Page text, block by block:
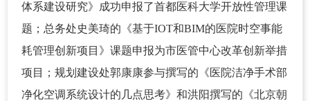
体系建设研究》成功申报了首都医科大学开放性管理课
题；总务处史美琦的《基于IOT和BIM的医院时空事能
耗管理创新项目》课题申报为市医管中心改革创新举措
项目；规划建设处郭康康参与撰写的《医院洁净手术部
净化空调系统设计的几点思考》和洪阳撰写的《北京朝